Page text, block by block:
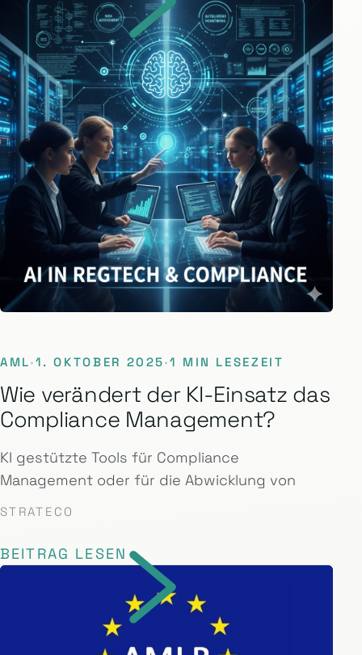
AML·1. OKTOBER 2025·1 MIN LESEZEIT
Wie verändert der KI-Einsatz das
Compliance Management?
KI gestützte Tools für Compliance
Management oder für die Abwicklung von
STRATECO
BEITRAG LESEN